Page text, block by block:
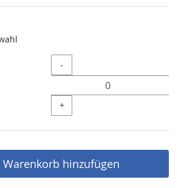
Menge
-
+
hinzufügen